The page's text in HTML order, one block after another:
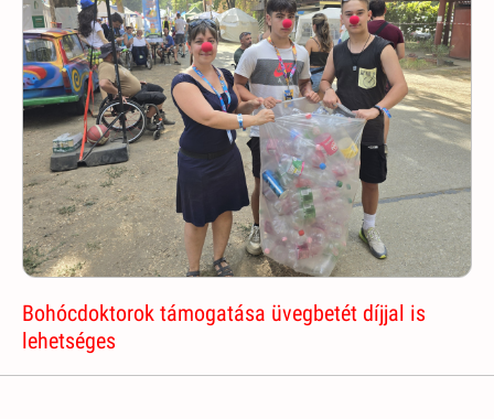
Bohócdoktorok támogatása üvegbetét díjjal is
lehetséges